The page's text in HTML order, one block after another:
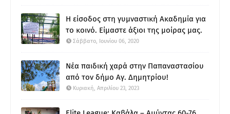
Η είσοδος στη γυμναστική Ακαδημία για
το κοινό. Είμαστε άξιοι της μοίρας μας.
Σάββατο, Ιουνίου 06, 2020
Νέα παιδική χαρά στην Παπαναστασίου
από τον δήμο Αγ. Δημητρίου!
Κυριακή, Απριλίου 23, 2023